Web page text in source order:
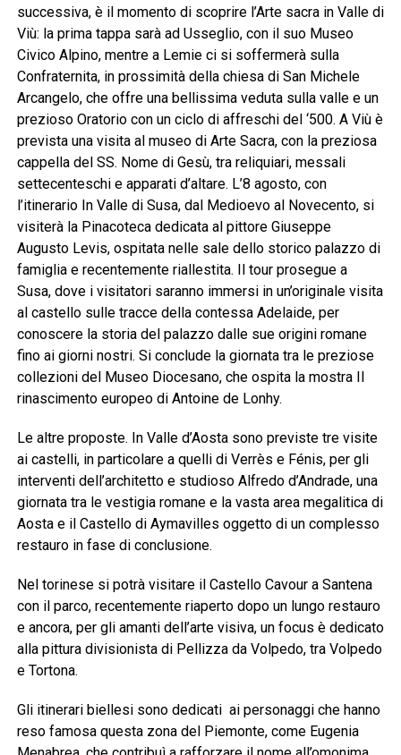
successiva, è il momento di scoprire l’Arte sacra in Valle di
Viù: la prima tappa sarà ad Usseglio, con il suo Museo
Civico Alpino, mentre a Lemie ci si soffermerà sulla
Confraternita, in prossimità della chiesa di San Michele
Arcangelo, che offre una bellissima veduta sulla valle e un
prezioso Oratorio con un ciclo di affreschi del ‘500. A Viù è
prevista una visita al museo di Arte Sacra, con la preziosa
cappella del SS. Nome di Gesù, tra reliquiari, messali
settecenteschi e apparati d’altare. L’8 agosto, con
l’itinerario In Valle di Susa, dal Medioevo al Novecento, si
visiterà la Pinacoteca dedicata al pittore Giuseppe
Augusto Levis, ospitata nelle sale dello storico palazzo di
famiglia e recentemente riallestita. Il tour prosegue a
Susa, dove i visitatori saranno immersi in un’originale visita
al castello sulle tracce della contessa Adelaide, per
conoscere la storia del palazzo dalle sue origini romane
fino ai giorni nostri. Si conclude la giornata tra le preziose
collezioni del Museo Diocesano, che ospita la mostra Il
rinascimento europeo di Antoine de Lonhy.
Le altre proposte. In Valle d’Aosta sono previste tre visite
ai castelli, in particolare a quelli di Verrès e Fénis, per gli
interventi dell’architetto e studioso Alfredo d’Andrade, una
giornata tra le vestigia romane e la vasta area megalitica di
Aosta e il Castello di Aymavilles oggetto di un complesso
restauro in fase di conclusione.
Nel torinese si potrà visitare il Castello Cavour a Santena
con il parco, recentemente riaperto dopo un lungo restauro
e ancora, per gli amanti dell’arte visiva, un focus è dedicato
alla pittura divisionista di Pellizza da Volpedo, tra Volpedo
e Tortona.
Gli itinerari biellesi sono dedicati ai personaggi che hanno
reso famosa questa zona del Piemonte, come Eugenia